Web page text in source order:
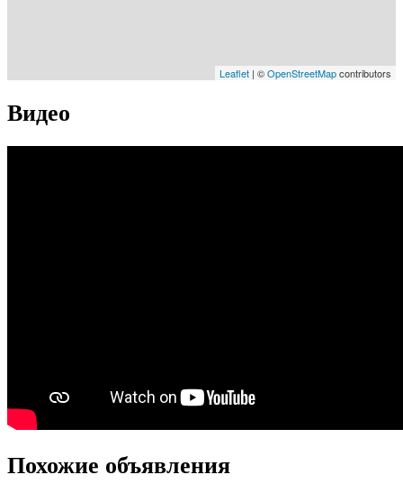
Leaflet | ©OpenStreetMapcontributors
Видео
Похожие объявления